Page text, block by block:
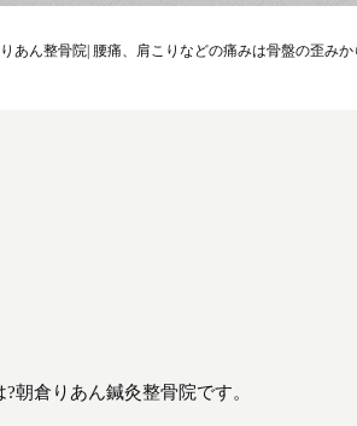
あん整骨院| 腰痛、肩こりなどの痛みは骨盤の歪み
?朝倉りあん鍼灸整骨院です。